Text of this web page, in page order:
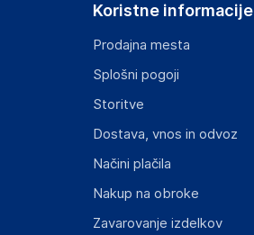
Koristne informacije
Prodajna mesta
Splošni pogoji
Storitve
Dostava, vnos in odvoz
Načini plačila
Nakup na obroke
Zavarovanje izdelkov